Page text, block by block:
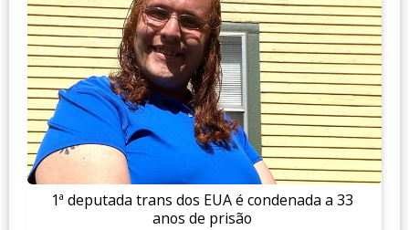
1ª deputada trans dos EUA é condenada a 33
anos de prisão